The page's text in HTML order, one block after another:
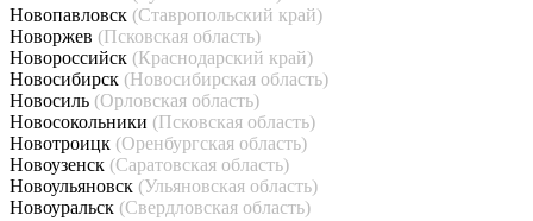
Новопавловск (Ставропольский край)
Новоржев (Псковская область)
Новороссийск (Краснодарский край)
Новосибирск (Новосибирская область)
Новосиль (Орловская область)
Новосокольники (Псковская область)
Новотроицк (Оренбургская область)
Новоузенск (Саратовская область)
Новоульяновск (Ульяновская область)
Новоуральск (Свердловская область)